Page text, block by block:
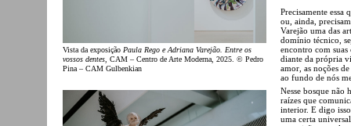
Vista da exposição Paula Rego e Adriana Varejão. Entre os
vossos dentes , CAM – Centro de Arte Moderna, 2025. © Pedro
Pina – CAM Gulbenkian
Precisamente
ou, ainda,
Varejão uma das
domínio técnico,
encontro com suas
diante da própria
amor, as noções
ao fundo de nós
Nesse bosque não
raízes que
interior. E digo
uma certa